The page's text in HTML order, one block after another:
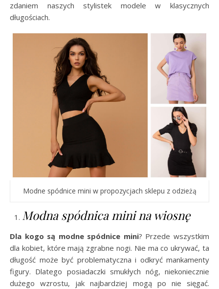
zdaniem naszych stylistek modele w klasycznych
długościach.
Modne spódnice mini w propozycjach sklepu z odzieżą
Modna spódnica mini na wiosnę
Dla kogo są modne spódnice mini? Przede wszystkim
dla kobiet, które mają zgrabne nogi. Nie ma co ukrywać, ta
długość może być problematyczna i odkryć mankamenty
figury. Dlatego posiadaczki smukłych nóg, niekoniecznie
dużego wzrostu, jak najbardziej mogą po nie sięgać.